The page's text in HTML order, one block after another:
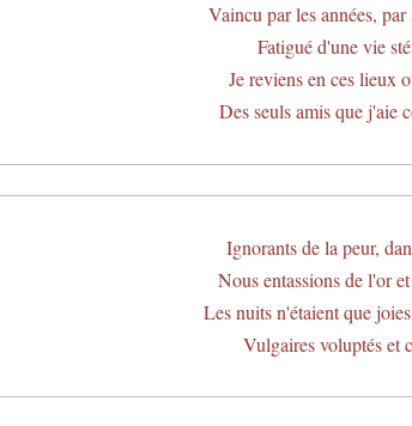
Vaincu par les années,
Fatigué d'une vie
Je reviens en ces lieux
Des seuls amis que j'aie
Ignorants de la peur,
Nous entassions de l'or
Les nuits n'étaient que
Vulgaires voluptés et